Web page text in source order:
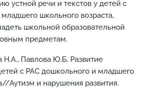
устной речи и текстов у детей с
школьного возраста,
школьной образовательной
предметам.
Н.А., Павлова Ю.Б. Развитие
с РАС дошкольного и младшего
Аутизм и нарушения развития.